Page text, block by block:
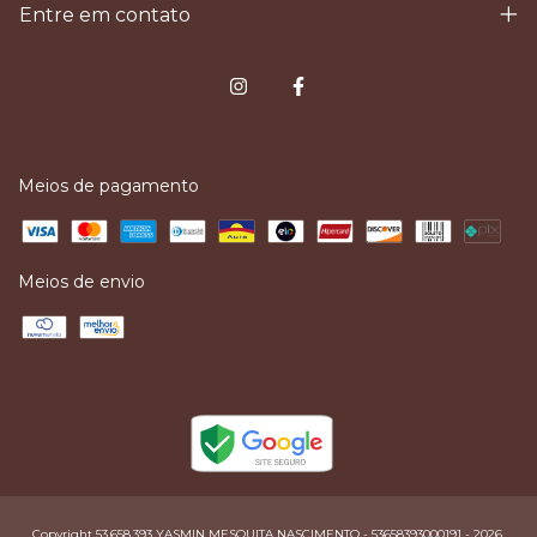
Entre em contato
Meios de pagamento
Meios de envio
Copyright 53.658.393 YASMIN MESQUITA NASCIMENTO - 53658393000191 - 2026.